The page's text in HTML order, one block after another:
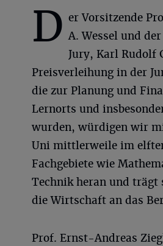
D er Vorsitzende
A. Wessel und
Jury, Karl Rudolf
Preisverleihung in der
die zur Planung und
Lernorts und
wurden, würdigen wir
Uni mittlerweile im
Fachgebiete wie
Technik heran und
die Wirtschaft an das
Prof. Ernst-Andreas